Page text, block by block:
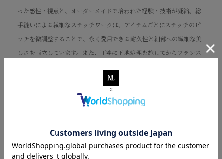
った感性・視点と、オーダーメイドで培われた経験・技術が凝縮。総
手縫いによる繊細なステッチワークは、アイテムごとにステッチのピ
ッチを微調整することで、永く愛用できる耐久性と細部への繊細な美
しさを両立しています。また、丁寧に下地処理を施してからフランス
ことで、薄いながらも剥がれにくい仕上げを実現。さらに、芯材に
は、しなやかでありながら耐久性も兼ね備えさせるために、紙などの
異素材ではなくフランス製「ボックスカーフ」を使用して、各パーツ
の芯材厚を0.05－0.1mm単位で調整することで、薄さと強さを兼ね
備えさせています。